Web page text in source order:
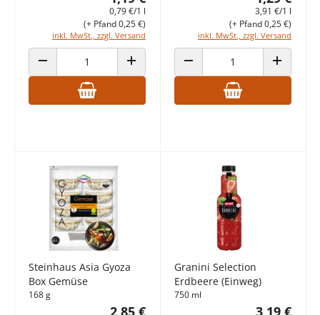
0,79 €/1 l
inkl. MwSt., zzgl. Versand
(+ Pfand 0,25 €)
ANZAHL VERRINGERN ANZAHL ERHÖHEN
3,91 €/1 l
inkl. MwSt., zzgl. Versand
(+ Pfand 0,25 €)
ANZAHL VERRINGERN ANZAHL
Steinhaus Asia Gyoza
Box Gemüse
168 g
2,85 €
Granini Selection
Erdbeere (Einweg)
750 ml
3,19 €